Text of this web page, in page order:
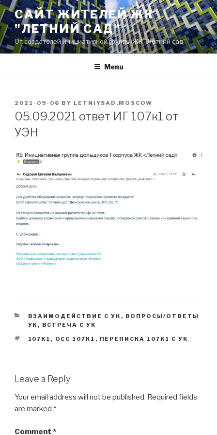
Skip
to
content
САЙТ ЖИТЕЛЕЙ ЖК
"ЛЕТНИЙ САД"
От создателей инициативной группы ЖК "Летний сад"
Menu
POSTED
ON
2021-09-06 BY LETNIYSAD.MOSCOW
05.09.2021 ответ ИГ 107к1 от
УЭН
CATEGORIES
ВЗАИМОДЕЙСТВИЕ С УК , ВОПРОСЫ/ОТВЕТЫ
УК , ВСТРЕЧА С УК
TAGS
107К1 , ОСС 107К1 , ПЕРЕПИСКА 107К1 С УК
Leave a Reply
Your email address will not be published. Required fields
are marked *
Comment *